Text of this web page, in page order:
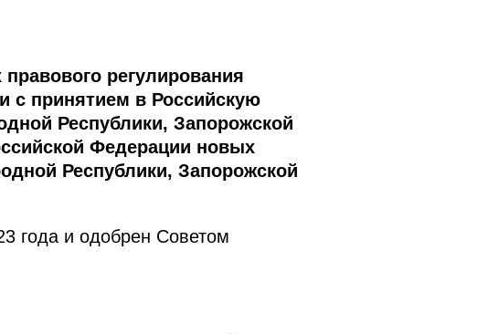
регулирования
с принятием в Российскую
Республики, Запорожской
Федерации новых
Республики, Запорожской
года и одобрен Советом